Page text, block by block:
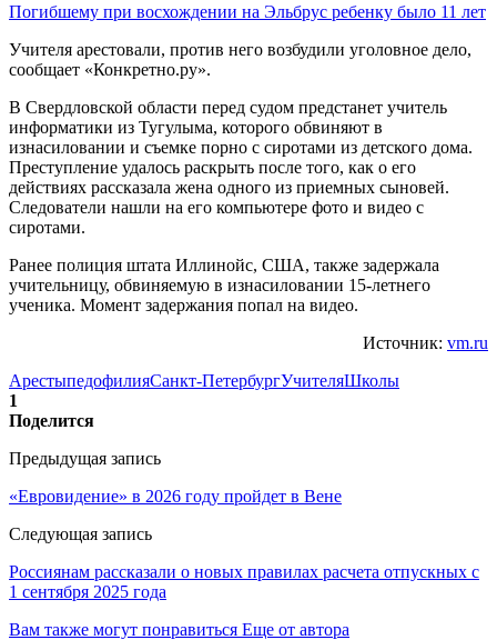
Погибшему при восхождении на Эльбрус ребенку было 11 лет
Учителя арестовали, против него возбудили уголовное дело,
сообщает «Конкретно.ру».
В Свердловской области перед судом предстанет учитель
информатики из Тугулыма, которого обвиняют в
изнасиловании и съемке порно с сиротами из детского дома.
Преступление удалось раскрыть после того, как о его
действиях рассказала жена одного из приемных сыновей.
Следователи нашли на его компьютере фото и видео с
сиротами.
Ранее полиция штата Иллинойс, США, также задержала
учительницу, обвиняемую в изнасиловании 15-летнего
ученика. Момент задержания попал на видео.
Источник: vm.ru
АрестыпедофилияСанкт-ПетербургУчителяШколы
1
Поделится
Предыдущая запись
«Евровидение» в 2026 году пройдет в Вене
Следующая запись
Россиянам рассказали о новых правилах расчета отпускных с
1 сентября 2025 года
Вам также могут понравиться Еще от автора